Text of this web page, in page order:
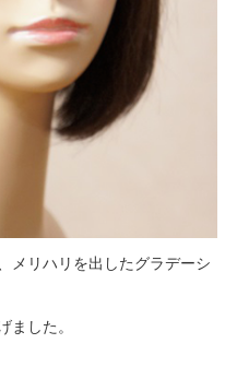
メリハリを出したグラデーシ
ました。